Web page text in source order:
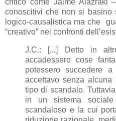
conoscitivi che non si basino
logico-causalistica ma che
“creativo” nei confronti
J.C.: [...] Detto in
accadessero cose
potessero succedere
accettavo senza
tipo di scandalo.
in un sistema
scandaloso e la cui